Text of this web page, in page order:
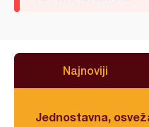
Najnoviji
Jednostavna,